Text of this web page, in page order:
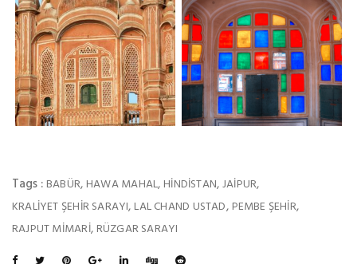
Tags : BABÜR, HAWA MAHAL, HINDISTAN,JAIPUR,
KRALIYET ŞEHIR SARAYI, LAL CHAND USTAD, PEMBE ŞEHIR,
RAJPUT MIMARI, RÜZGAR SARAYI